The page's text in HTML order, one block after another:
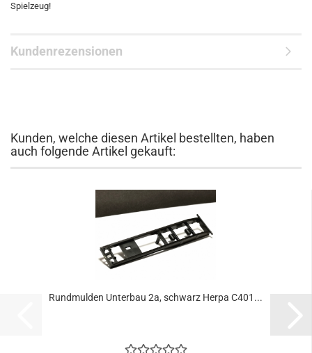
Spielzeug!
Kundenrezensionen
Kunden, welche diesen Artikel bestellten, haben
auch folgende Artikel gekauft:
Rundmulden Unterbau 2a, schwarz Herpa C401...